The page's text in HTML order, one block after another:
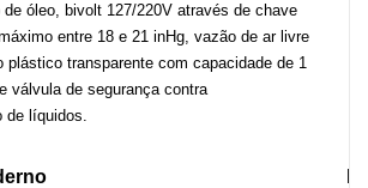
óleo, bivolt 127/220V através de chave
entre 18 e 21 inHg, vazão de ar livre
plástico transparente com capacidade de 1
válvula de segurança contra
de líquidos.